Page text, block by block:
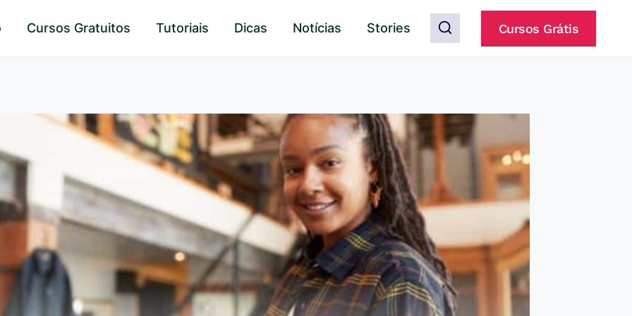
Cursos Gratuitos Tutoriais Dicas Notícias Stories Cursos Grátis